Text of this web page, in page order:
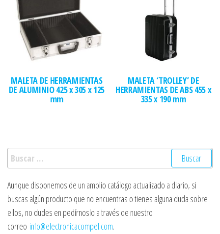
MALETA DE HERRAMIENTAS
DE ALUMINIO 425 x 305 x 125
mm
MALETA ‘TROLLEY’ DE
HERRAMIENTAS DE ABS 455 x
335 x 190 mm
Buscar:
Aunque disponemos de un amplio catálogo actualizado a diario, si
buscas algún producto que no encuentras o tienes alguna duda sobre
ellos, no dudes en pedírnoslo a través de nuestro
correo info@electronicacompel.com.